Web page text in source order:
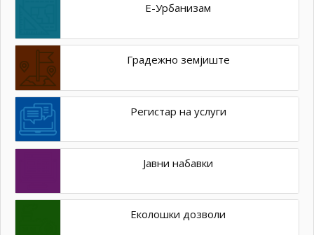
Е-Урбанизам
Градежно земјиште
Регистар на услуги
Јавни набавки
Еколошки дозволи